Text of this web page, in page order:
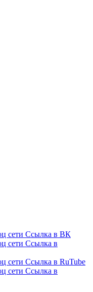
Ссылка в ВК
Ссылка в
Ссылка в RuTube
Ссылка в